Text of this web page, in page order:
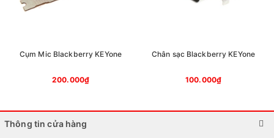
Cụm Mic Blackberry KEYone
200.000₫
Chân sạc Blackberry KEYone
100.000₫
Thông tin cửa hàng